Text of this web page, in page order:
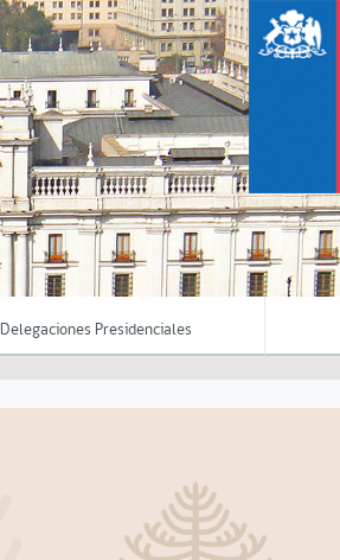
Delegaciones Presidenciales